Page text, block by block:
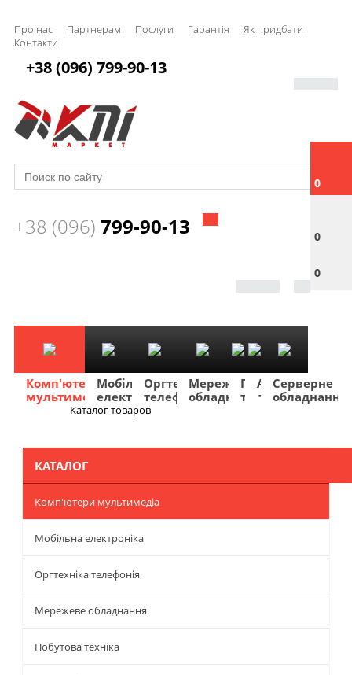
Про нас Партнерам Послуги Гарантія
Як придбати
Контакти
0
0
0
+38 (096) 799-90-13
+38 (096) 799-90-13
Комп'ютери
мультимедіа
Мобільна
електроніка
Оргтехніка
телефонія
Мережеве
обладнання
Побутова
техніка
TV
та
Фото
та
Авто
та
Серверне
обладнання
Каталог товаров
КАТАЛОГ
Комп'ютери мультимедіа
Мобільна електроніка
Оргтехніка телефонія
Мережеве обладнання
Побутова техніка